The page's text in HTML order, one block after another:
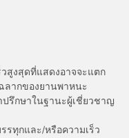
สูงสุดที่แสดงอาจจะแตก
ลากของยานพาหนะ
รึกษาในฐานะผู้เชี่ยวชาญ
รทุกและ/หรือความเร็ว